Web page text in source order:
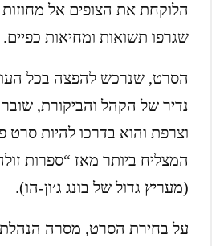
הלוקחת את הצופים אל מחוזות
שגרפו תשואות ומחיאות כפיים.
הסרט, שנרכש להפצה בכל
נדיר של הקהל והביקורת,
וצרפת והוא בדרכו להיות סרט
המצליח ביותר מאז “ספרות
(מעריץ גדול של בונג ג׳ון-הו).
על בחירת הסרט, מסרה הנהלת